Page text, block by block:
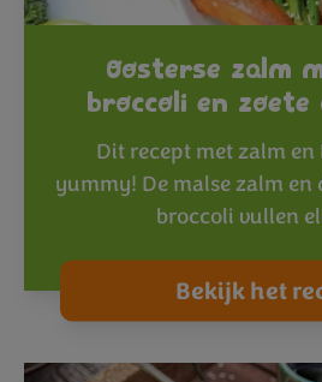
Oosterse zalm
broccoli en zoete
Dit recept met zalm en
yummy! De malse zalm en
broccoli vullen
Bekijk het